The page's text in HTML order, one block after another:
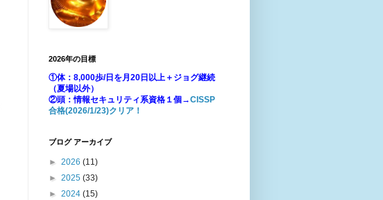
2026年の目標
①体：8,000歩/日を月20日以上＋ジョグ継続
（夏場以外）
②頭：情報セキュリティ系資格１個→CISSP
合格(2026/1/23)クリア！
ブログ アーカイブ
► 2026 (11)
► 2025 (33)
► 2024 (15)